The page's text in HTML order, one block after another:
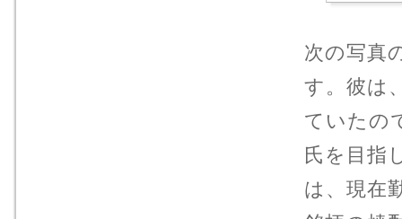
次の写真
す。彼は
ていたの
氏を目指
は、現在